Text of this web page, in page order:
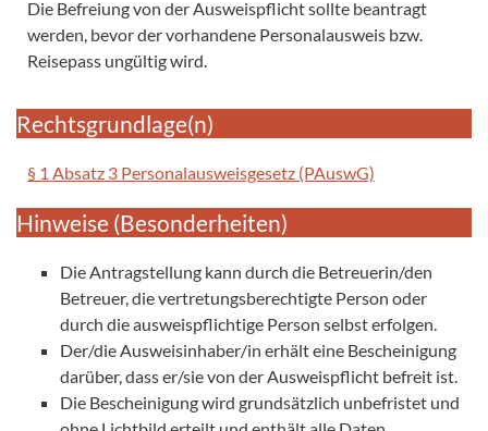
Die Befreiung von der Ausweispflicht sollte beantragt
werden, bevor der vorhandene Personalausweis bzw.
Reisepass ungültig wird.
Rechtsgrundlage(n)
§ 1 Absatz 3 Personalausweisgesetz (PAuswG)
Hinweise (Besonderheiten)
Die Antragstellung kann durch die Betreuerin/den
Betreuer, die vertretungsberechtigte Person oder
durch die ausweispflichtige Person selbst erfolgen.
Der/die Ausweisinhaber/in erhält eine Bescheinigung
darüber, dass er/sie von der Ausweispflicht befreit ist.
Die Bescheinigung wird grundsätzlich unbefristet und